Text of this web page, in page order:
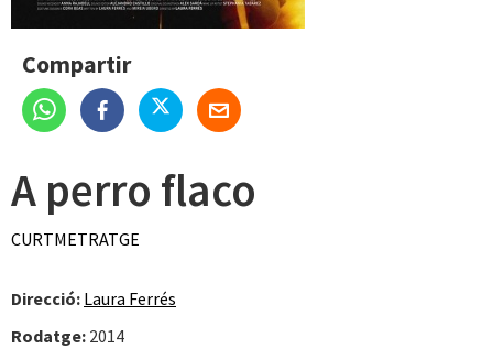
Compartir
A perro flaco
CURTMETRATGE
Direcció: Laura Ferrés
Rodatge: 2014